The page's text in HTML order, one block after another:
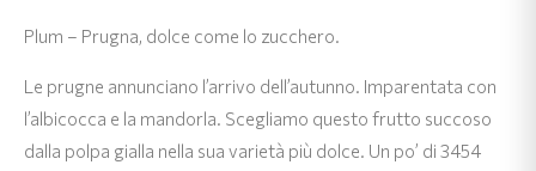
Plum – Prugna, dolce come lo zucchero.
Le prugne annunciano l’arrivo dell’autunno. Imparentata con
l’albicocca e la mandorla. Scegliamo questo frutto succoso
dalla polpa gialla nella sua varietà più dolce. Un po’ di 3454